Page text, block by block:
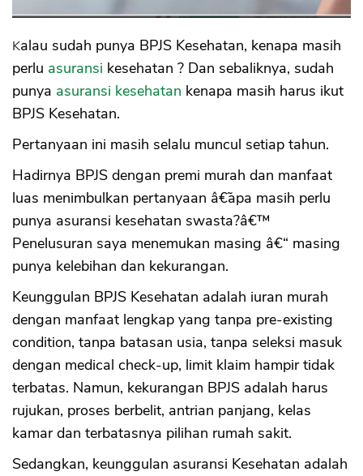
Kalau sudah punya BPJS Kesehatan, kenapa masih
perlu asuransi kesehatan ? Dan sebaliknya, sudah
punya asuransi kesehatan kenapa masih harus ikut
BPJS Kesehatan.
Pertanyaan ini masih selalu muncul setiap tahun.
Hadirnya BPJS dengan premi murah dan manfaat
luas menimbulkan pertanyaan â€˜apa masih perlu
punya asuransi kesehatan swasta?â€™
Penelusuran saya menemukan masing â€“ masing
punya kelebihan dan kekurangan.
Keunggulan BPJS Kesehatan adalah iuran murah
dengan manfaat lengkap yang tanpa pre-existing
condition, tanpa batasan usia, tanpa seleksi masuk
dengan medical check-up, limit klaim hampir tidak
terbatas. Namun, kekurangan BPJS adalah harus
rujukan, proses berbelit, antrian panjang, kelas
kamar dan terbatasnya pilihan rumah sakit.
Sedangkan, keunggulan asuransi Kesehatan adalah